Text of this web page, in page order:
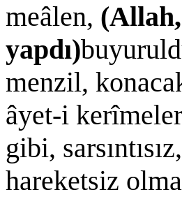
meâlen,
yapdı)
menzil,
âyet-i
gibi,
hareketsiz